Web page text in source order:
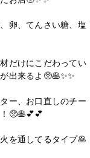
卵、てんさい糖、塩
だけにこだわってい
出来るよ🥺🥞✨✨
ー、お口直しのチー
🥺🥞💕💕
を通してるタイプ🥞